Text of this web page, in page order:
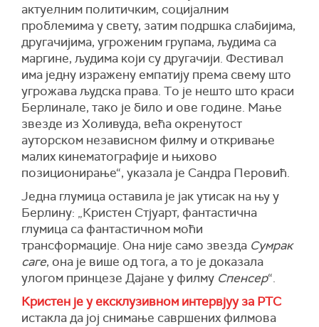
актуелним политичким, социјалним
проблемима у свету, затим подршка слабијима,
другачијима, угроженим групама, људима са
маргине, људима који су другачији. Фестивал
има једну изражену емпатију према свему што
угрожава људска права. То је нешто што краси
Берлинале, тако је било и ове године. Мање
звезде из Холивуда, већа окренутост
ауторском независном филму и откривање
малих кинематографије и њихово
позиционирање“, указала је Сандра Перовић.
Једна глумица оставила је јак утисак на њу у
Берлину: „Кристен Стјуарт, фантастична
глумица са фантастичном моћи
трансформације. Она није само звезда Сумрак
саге, она је више од тога, а то је доказала
улогом принцезе Дајане у филму Спенсер“.
Кристен је у ексклузивном интервјуу за РТС
истакла да јој снимање савршених филмова